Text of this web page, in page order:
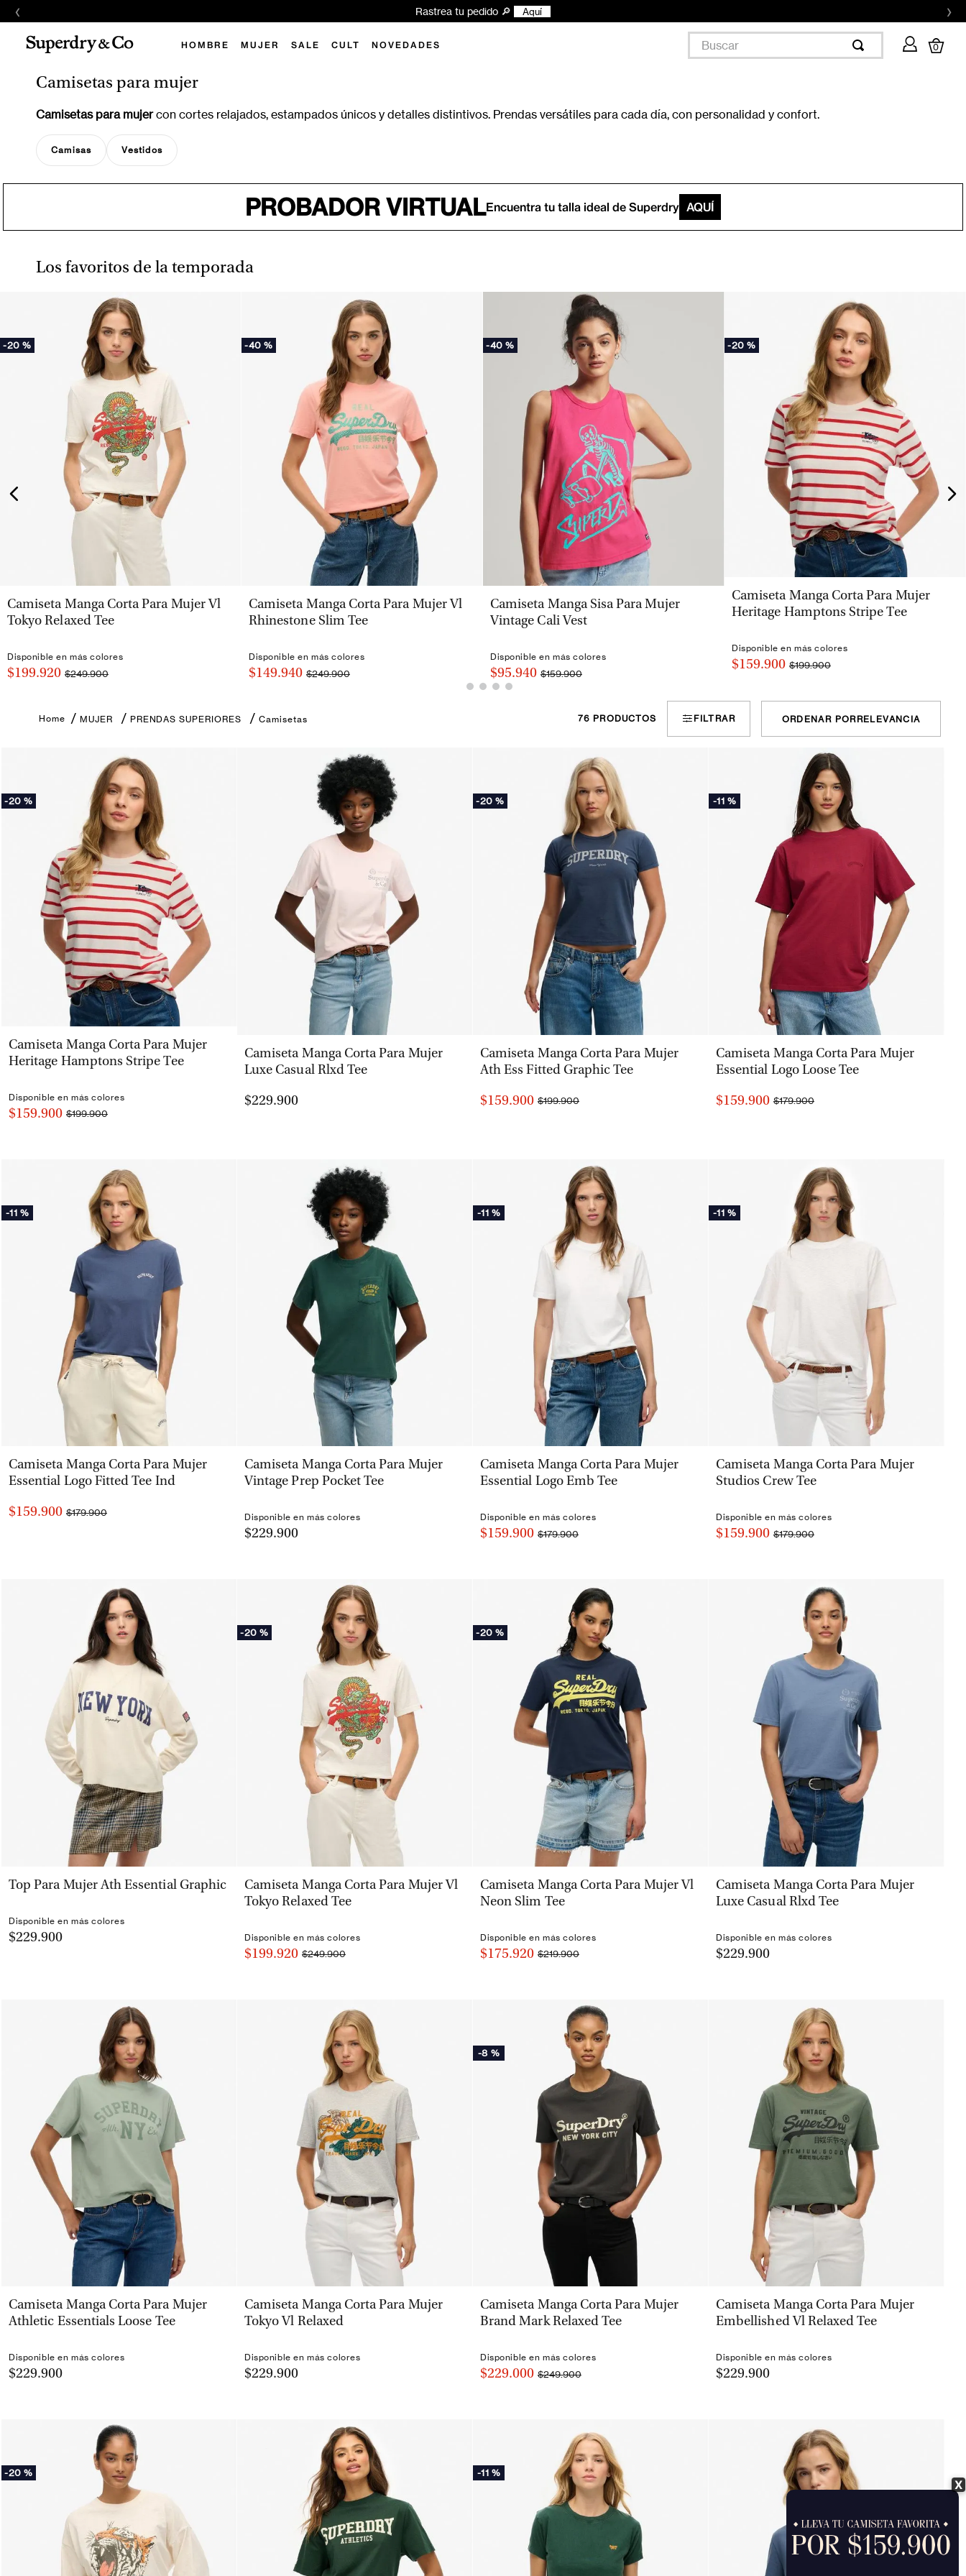
‹ Explora las novedades y encuentra tu próximo look Superdry ✨ ›
HOMBRE MUJER SALE CULT NOVEDADES
Buscar
0
X
Camisetas para mujer
Camisetas para mujercon cortes relajados, estampados únicos y detalles distintivos. Prendas versátiles para cada día, con personalidad y confort.
Camisas Vestidos
PROBADOR VIRTUALEncuentra tu talla ideal de Superdry AQUÍ
Los favoritos de la temporada
-20 %
VISTA RÁPIDA
Camiseta Manga Corta Para Mujer Vl
Tokyo Relaxed Tee
Disponible en más colores
$199.920 $249.900
-40 %
VISTA RÁPIDA
Camiseta Manga Corta Para Mujer Vl
Rhinestone Slim Tee
Disponible en más colores
$149.940 $249.900
-40 %
VISTA RÁPIDA
Camiseta Manga Sisa Para Mujer
Vintage Cali Vest
Disponible en más colores
$95.940 $159.900
-20 %
VISTA RÁPIDA
Camiseta Manga Corta Para Mujer
Heritage Hamptons Stripe Tee
Disponible en más colores
$159.900 $199.900
MUJER PRENDAS SUPERIORES Camisetas 76 PRODUCTOS FILTRAR ORDENAR PORRELEVANCIA
-20 %
VISTA RÁPIDA
Camiseta Manga Corta Para Mujer
Heritage Hamptons Stripe Tee
Disponible en más colores
$159.900 $199.900
VISTA RÁPIDA
Camiseta Manga Corta Para Mujer
Luxe Casual Rlxd Tee
$229.900
-20 %
VISTA RÁPIDA
Camiseta Manga Corta Para Mujer
Ath Ess Fitted Graphic Tee
$159.900 $199.900
-11 %
VISTA RÁPIDA
Camiseta Manga Corta Para Mujer
Essential Logo Loose Tee
$159.900 $179.900
-11 %
VISTA RÁPIDA
Camiseta Manga Corta Para Mujer
Essential Logo Fitted Tee Ind
$159.900 $179.900
VISTA RÁPIDA
Camiseta Manga Corta Para Mujer
Vintage Prep Pocket Tee
Disponible en más colores
$229.900
-11 %
VISTA RÁPIDA
Camiseta Manga Corta Para Mujer
Essential Logo Emb Tee
Disponible en más colores
$159.900 $179.900
-11 %
VISTA RÁPIDA
Camiseta Manga Corta Para Mujer
Studios Crew Tee
Disponible en más colores
$159.900 $179.900
VISTA RÁPIDA
Top Para Mujer Ath Essential Graphic
Disponible en más colores
$229.900
-20 %
VISTA RÁPIDA
Camiseta Manga Corta Para Mujer Vl
Tokyo Relaxed Tee
Disponible en más colores
$199.920 $249.900
-20 %
VISTA RÁPIDA
Camiseta Manga Corta Para Mujer Vl
Neon Slim Tee
Disponible en más colores
$175.920 $219.900
VISTA RÁPIDA
Camiseta Manga Corta Para Mujer
Luxe Casual Rlxd Tee
Disponible en más colores
$229.900
VISTA RÁPIDA
Camiseta Manga Corta Para Mujer
Athletic Essentials Loose Tee
Disponible en más colores
$229.900
VISTA RÁPIDA
Camiseta Manga Corta Para Mujer
Tokyo Vl Relaxed
Disponible en más colores
$229.900
-8 %
VISTA RÁPIDA
Camiseta Manga Corta Para Mujer
Brand Mark Relaxed Tee
Disponible en más colores
$229.000 $249.900
VISTA RÁPIDA
Camiseta Manga Corta Para Mujer
Embellished Vl Relaxed Tee
Disponible en más colores
$229.900
-20 % -11 %